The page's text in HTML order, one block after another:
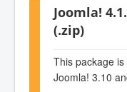
Joomla!
(.zip)
This package
Joomla! 3.10